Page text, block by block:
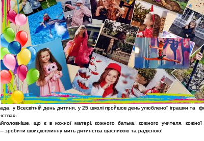
у Всесвітній день дитини, у 25 школі пройшов день улюбленої іграшки та
що є в кожної матері, кожного батька, кожного учителя,
зробити швидкоплинну мить дитинства щасливою та радісною!